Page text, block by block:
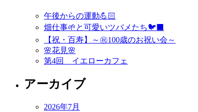
午後からの運動💪🏻
畑仕事🌱と可愛いツバメたち🐦‍⬛
【祝・百寿】～㊗️100歳のお祝い会～
🌸花見🌸
第4回 イエローカフェ
アーカイブ
2026年7月